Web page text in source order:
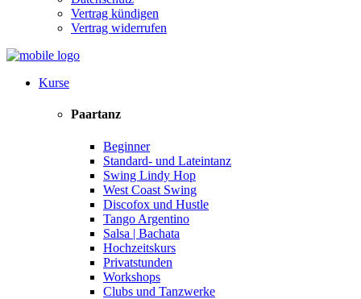
Vertrag kündigen
Vertrag widerrufen
Kurse
Paartanz
Beginner
Standard- und Lateintanz
Swing Lindy Hop
West Coast Swing
Discofox und Hustle
Tango Argentino
Salsa | Bachata
Hochzeitskurs
Privatstunden
Workshops
Clubs und Tanzwerke